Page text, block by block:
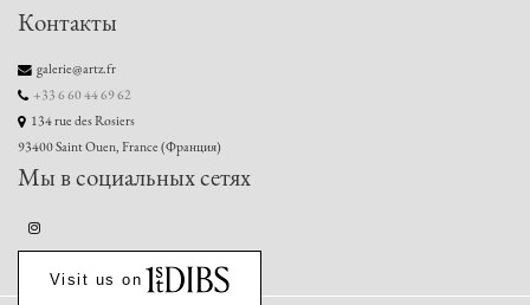
Контакты
galerie@artz.fr
+33 6 60 44 69 62
134 rue des Rosiers
93400 Saint Ouen, France (Франция)
Мы в социальных сетях
Visit us on